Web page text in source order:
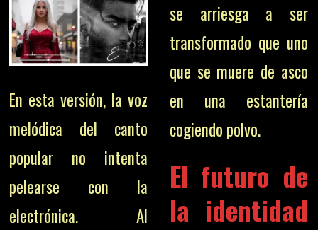
En esta versión, la voz
melódica del canto
popular no intenta
pelearse con la
electrónica. Al
se arriesga a ser
transformado que uno
que se muere de asco
en una estantería
cogiendo polvo.
El futuro de
la identidad